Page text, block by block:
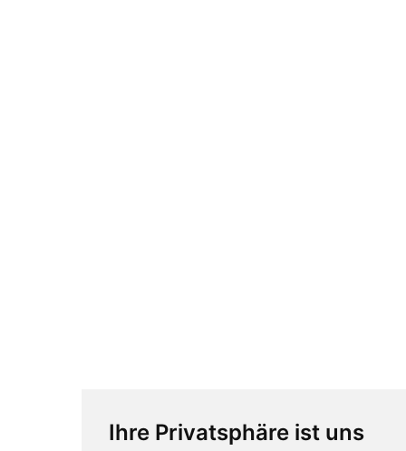
Ihre Privatsphäre ist uns